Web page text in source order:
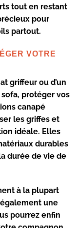
tout en restant
pour
partout.
VOTRE
griffeur ou d’un
protéger vos
canapé
les griffes et
idéale. Elles
durables
durée de vie de
à la plupart
une
pourrez enfin